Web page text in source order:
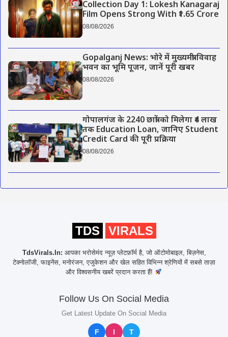
Collection Day 1: Lokesh Kanagaraj
Film Opens Strong With ₹1.65 Crore
08/08/2026
Gopalganj News: भोरे में मुख्यमंत्री विवाह
भवन का भूमि पूजन, जानें पूरी खबर
08/08/2026
गोपालगंज के 2240 छात्रों को मिलेगा ₹4 लाख
तक Education Loan, जानिए Student
Credit Card की पूरी प्रक्रिया
08/08/2026
TDS VIRALS
TdsVirals.In: आपका भरोसेमंद न्यूज़ प्लेटफ़ॉर्म है, जो ऑटोमोबाइल, बिज़नेस,
टेक्नोलॉजी, फाइनेंस, मनोरंजन, एजुकेशन और खेल सहित विभिन्न श्रेणियों में सबसे ताज़ा
और विश्वसनीय खबरें प्रदान करता हैं!
Follow Us On Social Media
Get Latest Update On Social Media
F I T